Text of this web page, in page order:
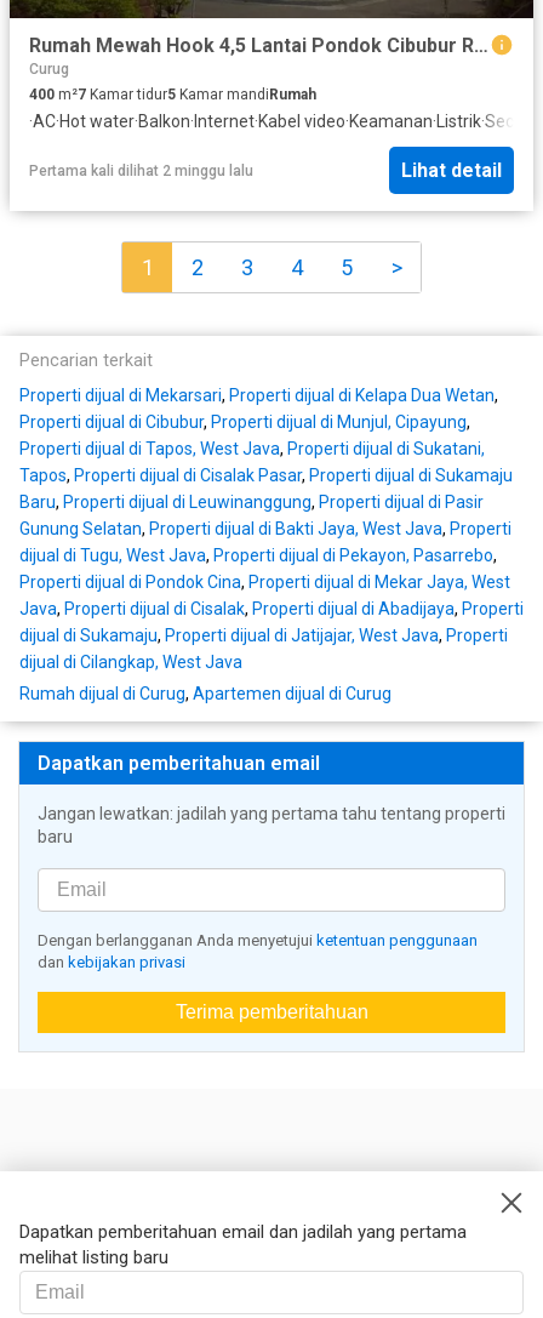
Rumah Mewah Hook 4,5 Lantai Pondok Cibubur Radar Auri Cimanggis
Curug
400 m²7 Kamar tidur5 Kamar mandiRumah
·AC·Hot water·Balkon· Internet·Kabel video·Keamanan· Listrik·
Pertama kali dilihat 2 minggu lalu Lihat detail
1 2 3 4 5 >
Pencarian terkait
Properti dijual di Mekarsari, Properti dijual di Kelapa Dua Wetan,
Properti dijual di Cibubur, Properti dijual di Munjul, Cipayung,
Properti dijual di Tapos, West Java, Properti dijual di Sukatani,
Tapos, Properti dijual di Cisalak Pasar, Properti dijual di Sukamaju
Baru, Properti dijual di Leuwinanggung, Properti dijual di Pasir
Gunung Selatan, Properti dijual di Bakti Jaya, West Java, Properti
dijual di Tugu, West Java, Properti dijual di Pekayon, Pasarrebo,
Properti dijual di Pondok Cina, Properti dijual di Mekar Jaya, West
Java, Properti dijual di Cisalak, Properti dijual di Abadijaya, Properti
dijual di Sukamaju, Properti dijual di Jatijajar, West Java, Properti
dijual di Cilangkap, West Java
Rumah dijual di Curug, Apartemen dijual di Curug
Dapatkan pemberitahuan email
Jangan lewatkan: jadilah yang pertama tahu tentang properti
baru
Dengan berlangganan Anda menyetujui ketentuan penggunaan
dan kebijakan privasi
Terima pemberitahuan
Dapatkan pemberitahuan email dan jadilah yang pertama
melihat listing baru
Kontak kami
Hukum
Syarat dan ketentuan